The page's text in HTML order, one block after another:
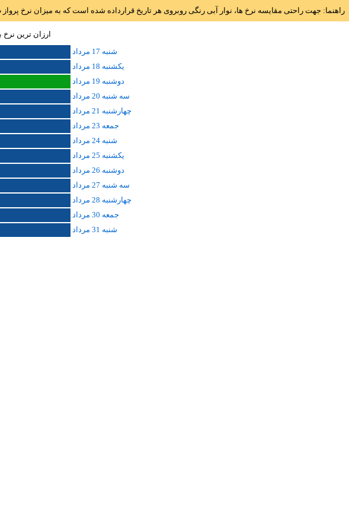
راهنما: جهت راحتی مقایسه نرخ ها، نوار آبی رنگی روبروی هر تاریخ قرارداده شده است که به میزان نرخ
ارزان ترین نرخ
شنبه 17 مرداد
يکشنبه 18 مرداد
دوشنبه 19 مرداد
سه شنبه 20 مرداد
چهارشنبه 21 مرداد
جمعه 23 مرداد
شنبه 24 مرداد
يکشنبه 25 مرداد
دوشنبه 26 مرداد
سه شنبه 27 مرداد
چهارشنبه 28 مرداد
جمعه 30 مرداد
شنبه 31 مرداد